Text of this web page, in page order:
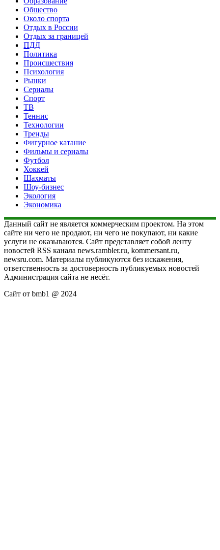
Общество
Около спорта
Отдых в России
Отдых за границей
ПДД
Политика
Происшествия
Психология
Рынки
Сериалы
Спорт
ТВ
Теннис
Технологии
Тренды
Фигурное катание
Фильмы и сериалы
Футбол
Хоккей
Шахматы
Шоу-бизнес
Экология
Экономика
Данный сайт не является коммерческим проектом. На этом
сайте ни чего не продают, ни чего не покупают, ни какие
услуги не оказываются. Сайт представляет собой ленту
новостей RSS канала news.rambler.ru, kommersant.ru,
newsru.com. Материалы публикуются без искажения,
ответственность за достоверность публикуемых новостей
Администрация сайта не несёт.
Сайт от bmb1 @ 2024